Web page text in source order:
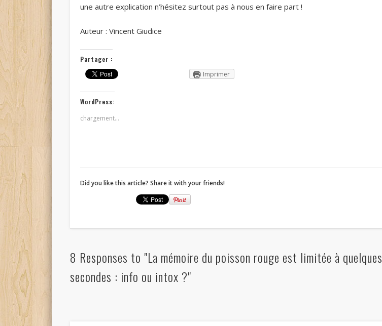
une autre explication n’hésitez surtout pas à nous en faire part !
Auteur : Vincent Giudice
Partager :
Imprimer
WordPress:
chargement…
Did you like this article? Share it with your friends!
8 Responses to "La mémoire du poisson rouge est limitée à quelques
secondes : info ou intox ?"